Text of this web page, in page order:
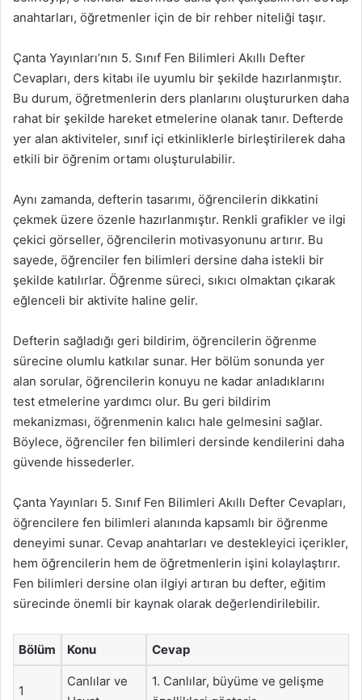
anahtarları, öğretmenler için de bir rehber niteliği taşır.
Çanta Yayınları’nın 5. Sınıf Fen Bilimleri Akıllı Defter
Cevapları, ders kitabı ile uyumlu bir şekilde hazırlanmıştır.
Bu durum, öğretmenlerin ders planlarını oluştururken daha
rahat bir şekilde hareket etmelerine olanak tanır. Defterde
yer alan aktiviteler, sınıf içi etkinliklerle birleştirilerek daha
etkili bir öğrenim ortamı oluşturulabilir.
Aynı zamanda, defterin tasarımı, öğrencilerin dikkatini
çekmek üzere özenle hazırlanmıştır. Renkli grafikler ve ilgi
çekici görseller, öğrencilerin motivasyonunu artırır. Bu
sayede, öğrenciler fen bilimleri dersine daha istekli bir
şekilde katılırlar. Öğrenme süreci, sıkıcı olmaktan çıkarak
eğlenceli bir aktivite haline gelir.
Defterin sağladığı geri bildirim, öğrencilerin öğrenme
sürecine olumlu katkılar sunar. Her bölüm sonunda yer
alan sorular, öğrencilerin konuyu ne kadar anladıklarını
test etmelerine yardımcı olur. Bu geri bildirim
mekanizması, öğrenmenin kalıcı hale gelmesini sağlar.
Böylece, öğrenciler fen bilimleri dersinde kendilerini daha
güvende hissederler.
Çanta Yayınları 5. Sınıf Fen Bilimleri Akıllı Defter Cevapları,
öğrencilere fen bilimleri alanında kapsamlı bir öğrenme
deneyimi sunar. Cevap anahtarları ve destekleyici içerikler,
hem öğrencilerin hem de öğretmenlerin işini kolaylaştırır.
Fen bilimleri dersine olan ilgiyi artıran bu defter, eğitim
sürecinde önemli bir kaynak olarak değerlendirilebilir.
Bölüm Konu Cevap
1
Canlılar ve
1. Canlılar, büyüme ve gelişme